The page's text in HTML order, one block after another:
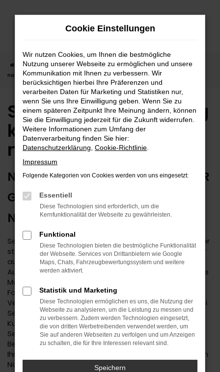
Zum
Startseite Nagold
Seat in Nagold günstig kaufen | Lieferservice
nach Nagold
Seat in Nagold günstig
kaufen | Lieferservice
nach Nagold
NUTZEN SIE IHREN NEUEN SEAT FÜR
GRENZENLOSE MOBILITÄT IN
NAGOLD
Seat ist ein bemerkenswerter Hersteller. Der Autobauer
steht einerseits für Tradition, andererseits aber immer
auch für Aufbruchstimmung und eine zeitgemäße
Ausstattung. Im Autohaus Daub finden Sie Seat für Ihre
Mobilität in Nagold und Umgebung. Wir sind ein
Familienunternehmen mit tiefer regionaler
Verwurzelung. Seit 1974 bieten wir Fahrzeuge an, wobei
Seat einen der Schwerpunkte darstellt. Kundinnen und
Kunden aus Nagold kennen und schätzen unseren
Service und die persönliche und durchweg individuelle
Beratung. Wir haben immer ein offenes Ohr für Sie und
Ihre Anliegen und liefern Fahrzeuge natürlich auch nach
Nagold oder in die nähere Umgebung.
Cookie Einstellungen
Wir nutzen Cookies, um Ihnen die bestmögliche
Nutzung unserer Webseite zu ermöglichen und unsere
Kommunikation mit Ihnen zu verbessern. Wir
berücksichtigen hierbei Ihre Präferenzen und
verarbeiten Daten für Marketing und Statistiken nur,
wenn Sie uns Ihre Einwilligung geben. Wenn Sie zu
einem späteren Zeitpunkt Ihre Meinung ändern, können
Sie die Einwilligung jederzeit für die Zukunft widerrufen.
Weitere Informationen zum Umfang der
Datenverarbeitung finden Sie hier:
Datenschutzerklärung Cookie-Richtlinie
Impressum
Folgende Kategorien von Cookies werden von uns eingesetzt:
Essentiell
Diese Technologien sind erforderlich, um die
Kernfunktionalität der Webseite zu gewährleisten.
Funktional
Diese Technologien bieten die bestmögliche Funktionalität
der Webseite. Services von Drittanbietern wie Google
Maps, Chats, Fahrzeugbewertungssystem und weitere
werden aktiviert.
Statistik und Marketing
Diese Technologien ermöglichen es uns, die Nutzung der
Webseite zu analysieren, um die Leistung zu messen und
zu verbessern. Zudem werden Technologien eingesetzt,
die von dritten Werbetreibenden verwendet werden, um
Sie auf anderen Webseiten zu verfolgen und um Anzeigen
zu schalten, die für Ihre Interessen relevant sind.
Speichern